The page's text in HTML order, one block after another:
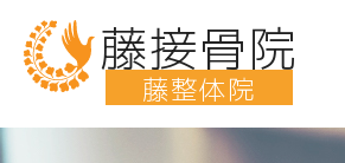
藤接骨院
藤整体院